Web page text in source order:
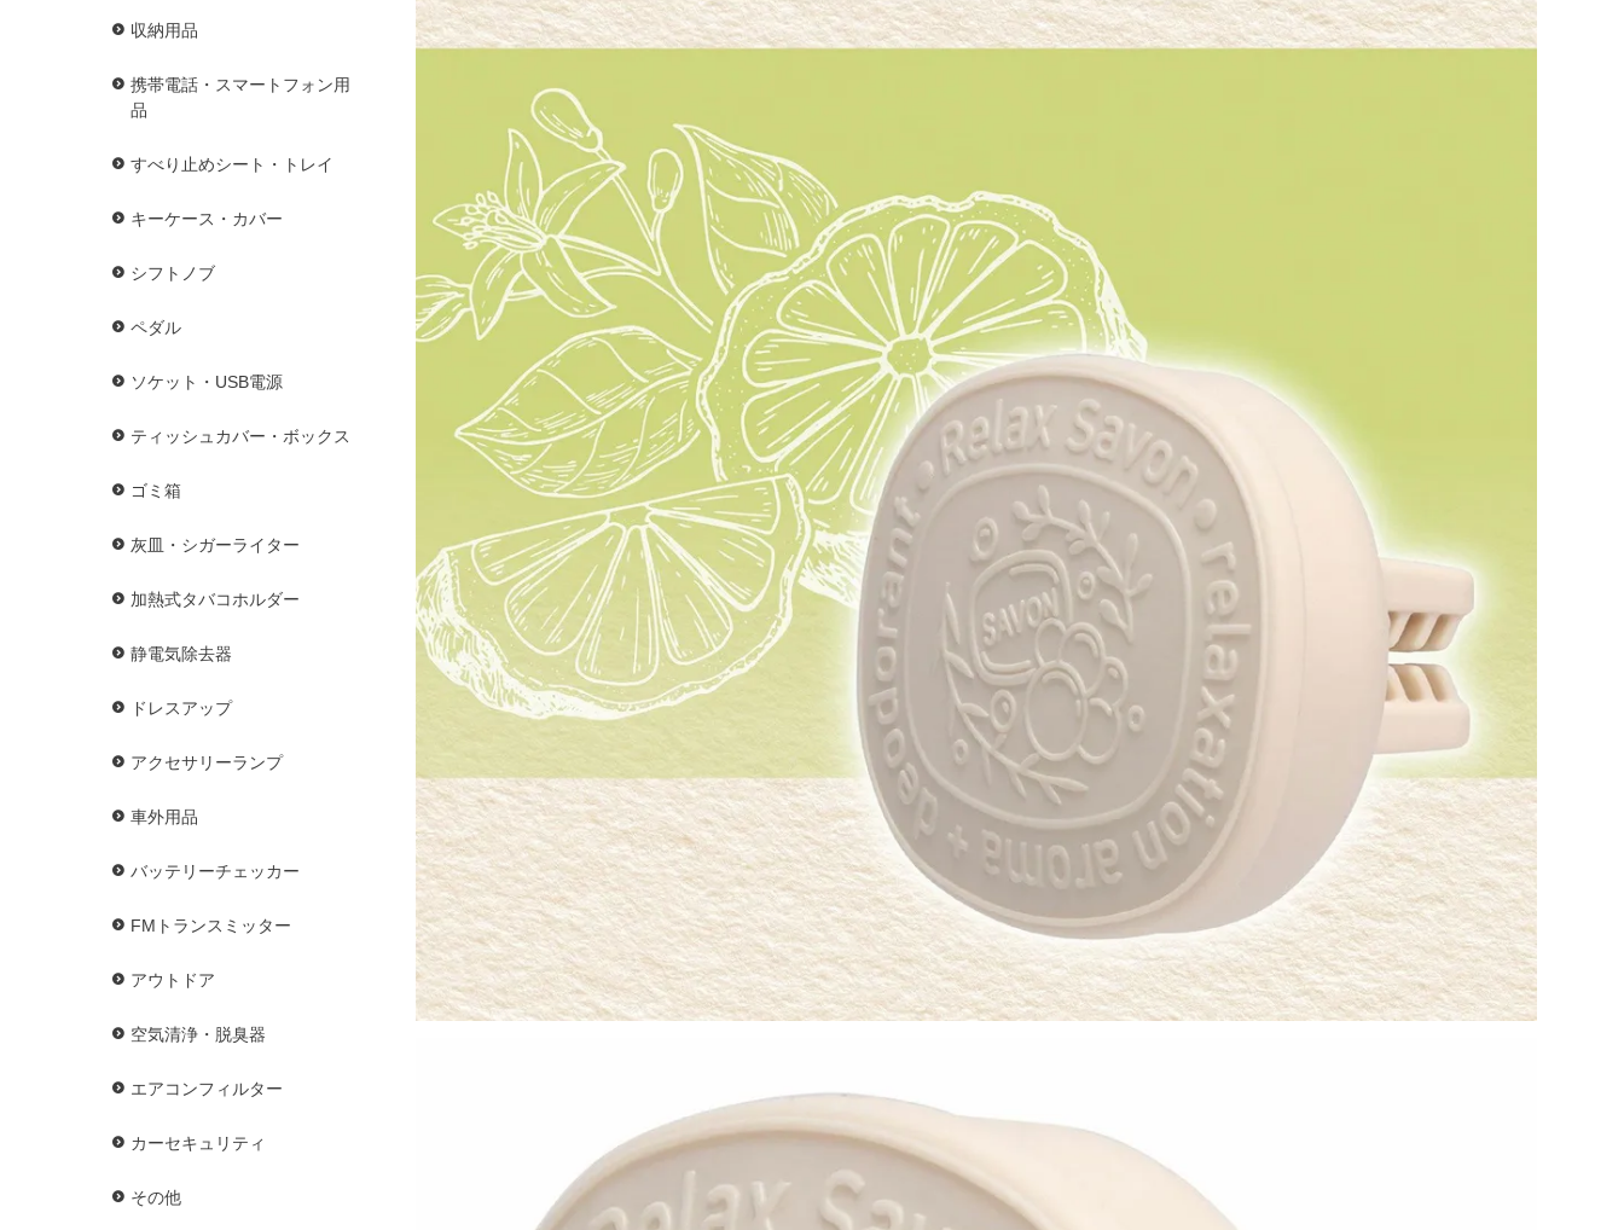
収納用品
携帯電話・スマートフォン用
品
すべり止めシート・トレイ
キーケース・カバー
シフトノブ
ペダル
ソケット・USB電源
ティッシュカバー・ボックス
ゴミ箱
灰皿・シガーライター
加熱式タバコホルダー
静電気除去器
ドレスアップ
アクセサリーランプ
車外用品
バッテリーチェッカー
FMトランスミッター
アウトドア
空気清浄・脱臭器
エアコンフィルター
カーセキュリティ
その他